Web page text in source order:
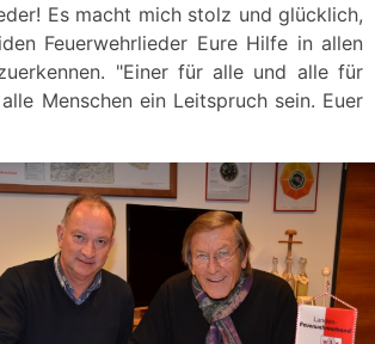
Es macht mich stolz und glücklich,
Feuerwehrlieder Eure Hilfe in allen
"Einer für alle und alle für
Menschen ein Leitspruch sein. Euer